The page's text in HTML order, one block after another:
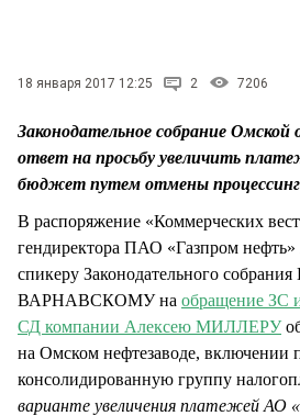
18 января 2017 12:25 2 7206
Законодательное собрание Омской
ответ на просьбу увеличить
бюджет путем отмены
В распоряжение «Коммерческих
гендиректора ПАО «Газпром
спикеру Законодательного
ВАРНАВСКОМУ на обращение ЗС
СД компании Алексею МИЛЛЕРУ
на Омском нефтезаводе, включении
консолидированную группу
варианте увеличения платежей